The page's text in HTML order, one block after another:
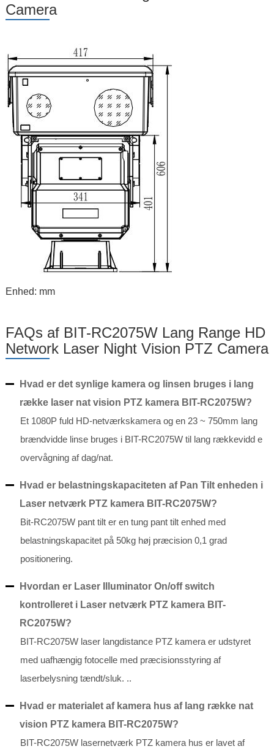
Camera
Enhed: mm
FAQs af BIT-RC2075W Lang Range HD
Network Laser Night Vision PTZ Camera
Hvad er det synlige kamera og linsen bruges i lang
række laser nat vision PTZ kamera BIT-RC2075W?
Et 1080P fuld HD-netværkskamera og en 23 ~ 750mm lang
brændvidde linse bruges i BIT-RC2075W til lang rækkevidd e
overvågning af dag/nat.
Hvad er belastningskapaciteten af Pan Tilt enheden i
Laser netværk PTZ kamera BIT-RC2075W?
Bit-RC2075W pant tilt er en tung pant tilt enhed med
belastningskapacitet på 50kg høj præcision 0,1 grad
positionering.
Hvordan er Laser Illuminator On/off switch
kontrolleret i Laser netværk PTZ kamera BIT-
RC2075W?
BIT-RC2075W laser langdistance PTZ kamera er udstyret
med uafhængig fotocelle med præcisionsstyring af
laserbelysning tændt/sluk. ..
Hvad er materialet af kamera hus af lang række nat
vision PTZ kamera BIT-RC2075W?
BIT-RC2075W lasernetværk PTZ kamera hus er lavet af